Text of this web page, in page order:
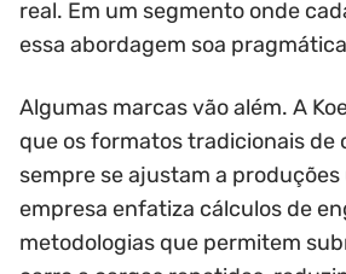
real. Em um segmento onde
essa abordagem soa
Algumas marcas vão além. A
que os formatos tradicionais de
sempre se ajustam a
empresa enfatiza cálculos de
metodologias que permitem